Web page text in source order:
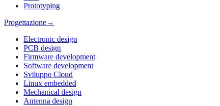
Prototyping
Progettazione→
Electronic design
PCB design
Firmware development
Software development
Sviluppo Cloud
Linux embedded
Mechanical design
Antenna design